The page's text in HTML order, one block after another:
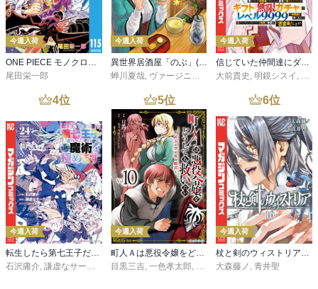
今週入荷
ONE PIECE モノクロ版 115
尾田栄一郎
今週入荷
異世界居酒屋「のぶ」(22)
蝉川夏哉, ヴァージニア二等兵 ,転
今週入荷
信じていた仲間達にダンジョン奥地で殺されかけたがギフト『無限ガチャ』でレベル９９９９の仲間達を手に入れて元パーティーメンバーと世界に復讐＆『ざまぁ！』します！（２３）
大前貴史 , 明鏡シスイ , ｔ
4位
今週入荷
転生したら第七王子だったので、気ままに魔術を極めます（２４）
石沢庸介, 謙虚なサークル メル。
5位
今週入荷
町人Ａは悪役令嬢をどうしても救いたい ～どぶと空と氷の姫君～１０【電子書店共通特典イラスト付】
目黒三吉, 一色孝太郎, Parum
6位
今週入荷
杖と剣のウィストリア（１６）
大森藤ノ , 青井聖